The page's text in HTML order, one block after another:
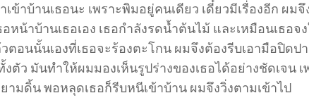
ข้าบ้านเธอนะ เพราะพิมอยู่คนเดียว เดี๋ยวมีเรื่องอีก ผมจึ
หน้าบ้านเธอเอง เธอกำลังรดน้ำต้นไม้ และเหมือนเธอจ
ตอนนั้นเองที่เธอจะร้องตะโกน ผมจึงต้องรีบเอามือปิดป
ตัว มันทำให้ผมมองเห็นรูปร่างของเธอได้อย่างชัดเจน เ
ามดิ้น พอหลุดเธอก็รีบหนีเข้าบ้าน ผมจึงวิ่งตามเข้าไป